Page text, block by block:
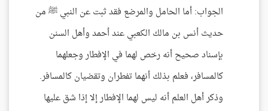
الجواب: أما الحامل والمرضع فقد ثبت عن النبي ﷺ من
حديث أنس بن مالك الكعبي عند أحمد وأهل السنن
بإسناد صحيح أنه رخص لهما في الإفطار وجعلهما
كالمسافر، فعلم بذلك أنهما تفطران وتقضيان كالمسافر.
وذكر أهل العلم أنه ليس لهما الإفطار إلا إذا شق عليها